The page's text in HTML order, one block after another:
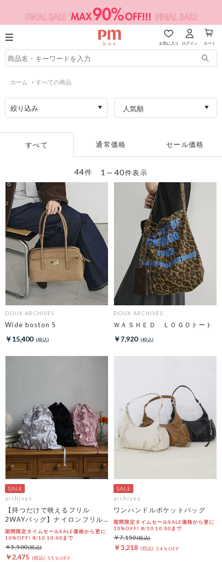
お気に入り ログイン カート
ホーム > すべての商品
絞り込み 人気順
すべて 通常価格 セール価格
1～40件表示
44件
DOUX ARCHIVES
Wide boston S
￥15,400
DOUX ARCHIVES
ＷＡＳＨＥＤ ＬＯＧＯトート
￥7,920
archives
【持つだけで映えるフリル
2WAYバッグ】ナイロンフリル
２ＷＡＹバッグ
期間限定タイムセールSALE価格から更に
10%OFF! 8/10 10:00まで
￥2,475 55％OFF
￥5,500
archives
ワンハンドルポケットバッグ
期間限定タイムセールSALE価格から更に
10%OFF! 8/10 10:00まで
￥3,218 54％OFF
￥7,150